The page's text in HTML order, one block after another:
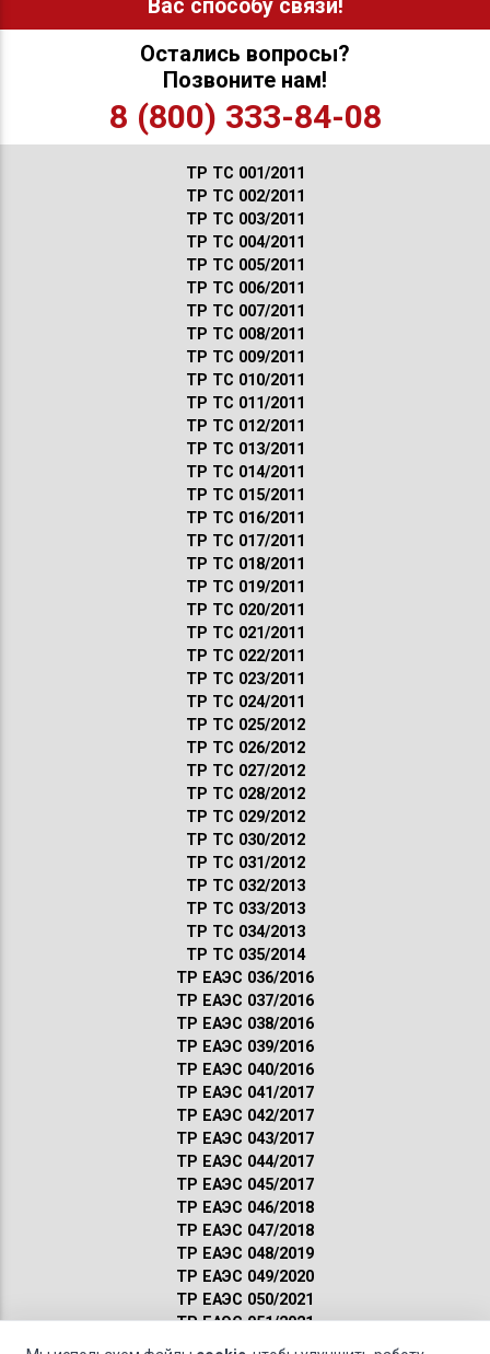
Вас способу связи!
Остались вопросы?
Позвоните нам!
8 (800) 333-84-08
ТР ТС 001/2011
ТР ТС 002/2011
ТР ТС 003/2011
ТР ТС 004/2011
ТР ТС 005/2011
ТР ТС 006/2011
ТР ТС 007/2011
ТР ТС 008/2011
ТР ТС 009/2011
ТР ТС 010/2011
ТР ТС 011/2011
ТР ТС 012/2011
ТР ТС 013/2011
ТР ТС 014/2011
ТР ТС 015/2011
ТР ТС 016/2011
ТР ТС 017/2011
ТР ТС 018/2011
ТР ТС 019/2011
ТР ТС 020/2011
ТР ТС 021/2011
ТР ТС 022/2011
ТР ТС 023/2011
ТР ТС 024/2011
ТР ТС 025/2012
ТР ТС 026/2012
ТР ТС 027/2012
ТР ТС 028/2012
ТР ТС 029/2012
ТР ТС 030/2012
ТР ТС 031/2012
ТР ТС 032/2013
ТР ТС 033/2013
ТР ТС 034/2013
ТР ТС 035/2014
ТР ЕАЭС 036/2016
ТР ЕАЭС 037/2016
ТР ЕАЭС 038/2016
ТР ЕАЭС 039/2016
ТР ЕАЭС 040/2016
ТР ЕАЭС 041/2017
ТР ЕАЭС 042/2017
ТР ЕАЭС 043/2017
ТР ЕАЭС 044/2017
ТР ЕАЭС 045/2017
ТР ЕАЭС 046/2018
ТР ЕАЭС 047/2018
ТР ЕАЭС 048/2019
ТР ЕАЭС 049/2020
ТР ЕАЭС 050/2021
ТР ЕАЭС 051/2021
Сертификация ГОСТ